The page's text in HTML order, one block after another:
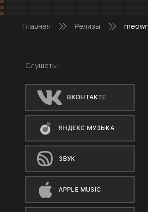
Главная Релизы
Слушать:
ВКОНТАКТЕ
ЯНДЕКС МУЗЫКА
ЗВУК
APPLE MUSIC